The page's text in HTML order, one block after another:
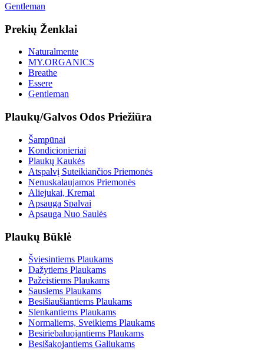
Gentleman
Prekių Ženklai
Naturalmente
MY.ORGANICS
Breathe
Essere
Gentleman
Plaukų/Galvos Odos Priežiūra
Šampūnai
Kondicionieriai
Plaukų Kaukės
Atspalvį Suteikiančios Priemonės
Nenuskalaujamos Priemonės
Aliejukai, Kremai
Apsauga Spalvai
Apsauga Nuo Saulės
Plaukų Būklė
Šviesintiems Plaukams
Dažytiems Plaukams
Pažeistiems Plaukams
Sausiems Plaukams
Besišiaušiantiems Plaukams
Slenkantiems Plaukams
Normaliems, Sveikiems Plaukams
Besiriebaluojantiems Plaukams
Besišakojantiems Galiukams